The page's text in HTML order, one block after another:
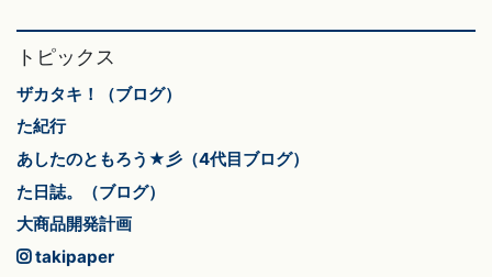
トピックス
ザカタキ！（ブログ）
た紀行
あしたのともろう★彡（4代目ブログ）
た日誌。（ブログ）
大商品開発計画
takipaper